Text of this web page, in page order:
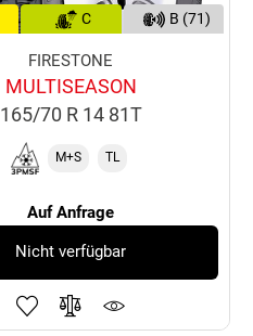
C B (71)
FIRESTONE
MULTISEASON
165/70 R 14 81T
M+S TL
Auf Anfrage
Nicht verfügbar